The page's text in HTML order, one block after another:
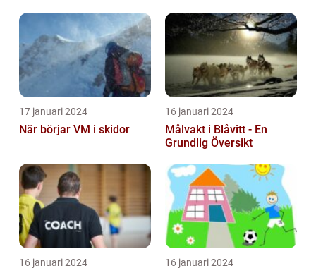
17 januari 2024
När börjar VM i skidor
16 januari 2024
Målvakt i Blåvitt - En
Grundlig Översikt
16 januari 2024 16 januari 2024